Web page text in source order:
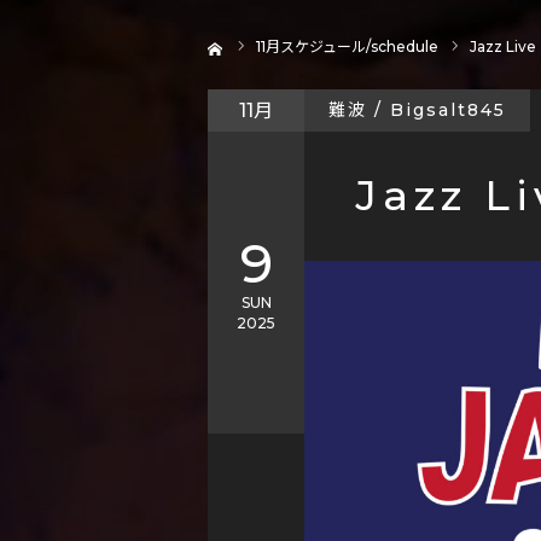
11月スケジュール/schedule Jazz Live
Jazz
11月
9
SUN
2025
難波 / Bigsalt845